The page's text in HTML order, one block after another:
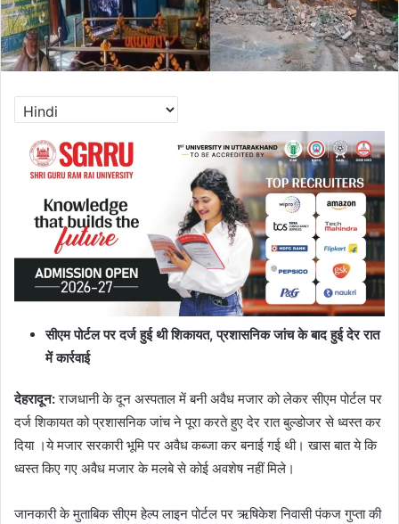
सीएम पोर्टल पर दर्ज हुई थी शिकायत, प्रशासनिक जांच के बाद हुई देर रात
में कार्रवाई
देहरादून:राजधानी के दून अस्पताल में बनी अवैध मजार को लेकर सीएम पोर्टल पर
दर्ज शिकायत को प्रशासनिक जांच ने पूरा करते हुए देर रात बुल्डोजर से ध्वस्त कर
दिया ।ये मजार सरकारी भूमि पर अवैध कब्जा कर बनाई गई थी। खास बात ये कि
ध्वस्त किए गए अवैध मजार के मलबे से कोई अवशेष नहीं मिले।
जानकारी के मुताबिक सीएम हेल्प लाइन पोर्टल पर ऋषिकेश निवासी पंकज गुप्ता की